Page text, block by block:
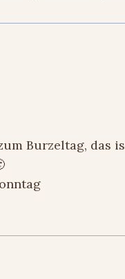
Burzeltag, das